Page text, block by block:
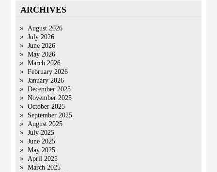
ARCHIVES
August 2026
July 2026
June 2026
May 2026
March 2026
February 2026
January 2026
December 2025
November 2025
October 2025
September 2025
August 2025
July 2025
June 2025
May 2025
April 2025
March 2025